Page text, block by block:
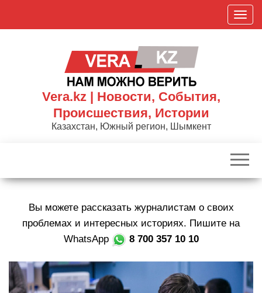
П
о
к
р
в
Vera.kz | Новости, События,
Происшествия, Истории
Казахстан, Южный регион, Шымкент
Вы можете рассказать журналистам о своих
проблемах и интересных историях. Пишите на
WhatsApp
8 700 357 10 10